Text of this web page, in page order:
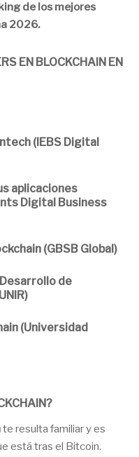
de los mejores
2026.
EN BLOCKCHAIN EN
(IEBS Digital
aplicaciones
Digital Business
(GBSB Global)
de
(Universidad
te resulta familiar y es
está tras el Bitcoin.